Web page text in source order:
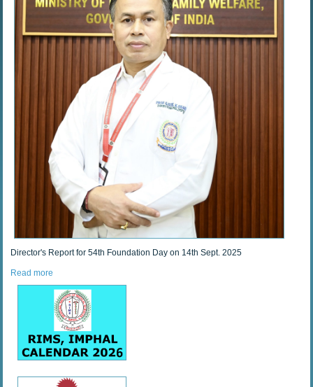
Director's Report for 54th Foundation Day on 14th Sept. 2025
Read more